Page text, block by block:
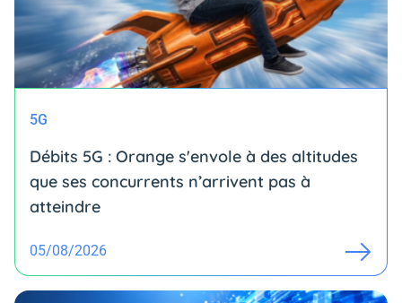
5G
Débits 5G : Orange s'envole à des altitudes
que ses concurrents n’arrivent pas à
atteindre
05/08/2026